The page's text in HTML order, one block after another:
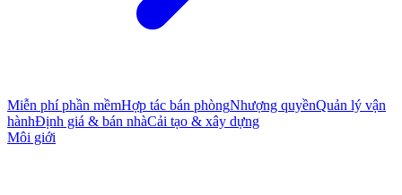
Miễn phí phần mềmHợp tác bán phòngNhượng quyềnQuản lý vận
hànhĐịnh giá & bán nhàCải tạo & xây dựng
Môi giới